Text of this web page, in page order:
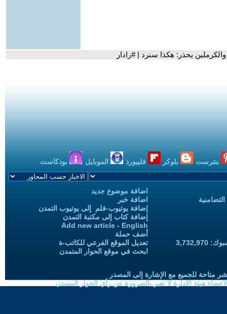
يحذر: هكذا سنرد | #رادار
بنترست بلوكر فليبورد الموبايل بودكاست
اضافة موضوع جديد
اضافة خبر
إضافة يوتيوب-فلم إلى يوتيوب التمدن
إضافة كتاب إلى مكتبة التمدن
Add new article - English
أضف حملة
تعديل الموقع الفرعي للكاتب-ة
ابحث في موقع الحوار المتمدن
متاحة للجميع مع الإشارة إلى المصدر
هيئة الادارة لا تعبر بالضرورة عن رأي الحوار المتمدن